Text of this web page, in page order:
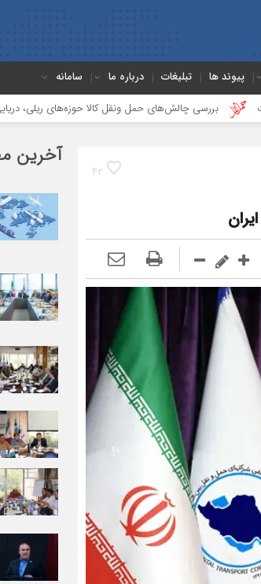
پیوند ها تبلیغات درباره ما سامانه
چالش‌های حمل ونقل کالا حوزه‌های ریلی، دریایی و جاده‌ای
42
آخرین